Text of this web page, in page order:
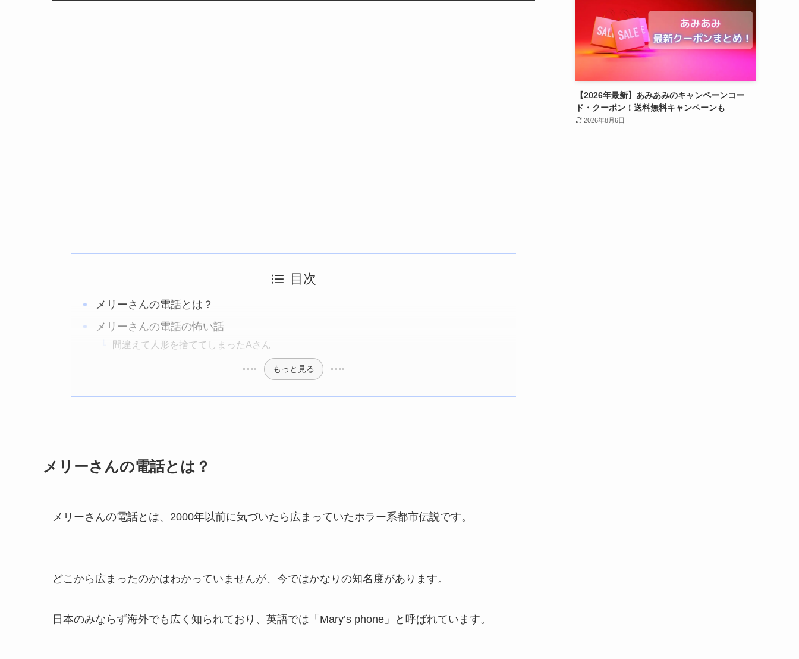
目次
メリーさんの電話とは？
メリーさんの電話の怖い話
間違えて人形を捨ててしまったAさん
もっと見る
メリーさんの電話とは？
メリーさんの電話とは、2000年以前に気づいたら広まっていたホラー系都市伝説です。
どこから広まったのかはわかっていませんが、今ではかなりの知名度があります。
日本のみならず海外でも広く知られており、英語では「Mary’s phone」と呼ばれています。
【2026年最新】あみあみのキャンペーンコー
ド・クーポン！送料無料キャンペーンも
2026年8月6日